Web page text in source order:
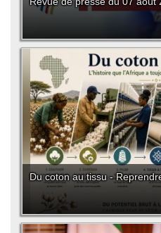
Du coton au tissu -